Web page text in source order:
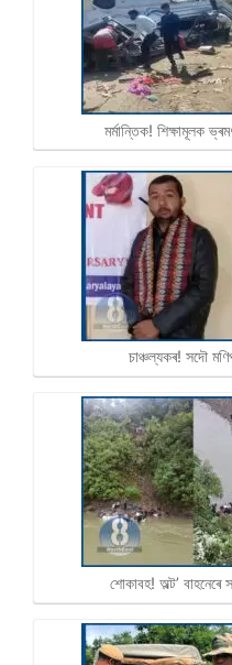
মৰ্মান্তিক! শিক্ষামূলক
চাঞ্চল্যকৰ! সদৌ
শোকাবহ! অল্ট’ বাহনেৰে